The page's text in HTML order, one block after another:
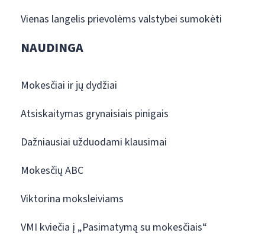
Vienas langelis prievolėms valstybei sumokėti
NAUDINGA
Mokesčiai ir jų dydžiai
Atsiskaitymas grynaisiais pinigais
Dažniausiai užduodami klausimai
Mokesčių ABC
Viktorina moksleiviams
VMI kviečia į „Pasimatymą su mokesčiais“